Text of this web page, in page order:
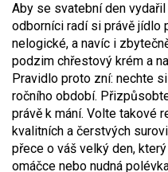
Aby se svatební den
odborníci radí si právě jídlo
nelogické, a navíc i
podzim chřestový krém a
Pravidlo proto zní: nechte
ročního období.
právě k mání. Volte takové
kvalitních a čerstvých
přece o váš velký den,
omáčce nebo nudná